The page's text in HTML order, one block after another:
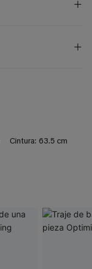
Cintura: 63.5 cm